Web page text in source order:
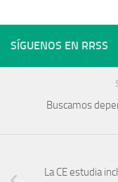
SÍGUENOS EN RRSS
Buscamos
La CE estudia